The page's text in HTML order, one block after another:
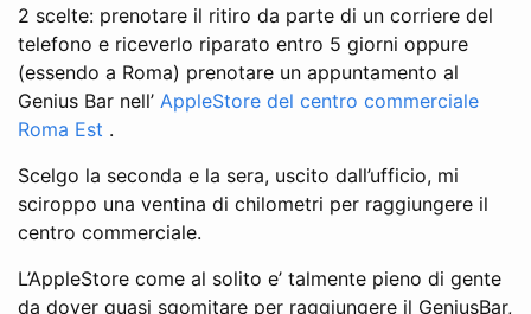
2 scelte: prenotare il ritiro da parte di un corriere del
telefono e riceverlo riparato entro 5 giorni oppure
(essendo a Roma) prenotare un appuntamento al
Genius Bar nell’ AppleStore del centro commerciale
Roma Est .
Scelgo la seconda e la sera, uscito dall’ufficio, mi
sciroppo una ventina di chilometri per raggiungere il
centro commerciale.
L’AppleStore come al solito e’ talmente pieno di gente
da dover quasi sgomitare per raggiungere il GeniusBar,